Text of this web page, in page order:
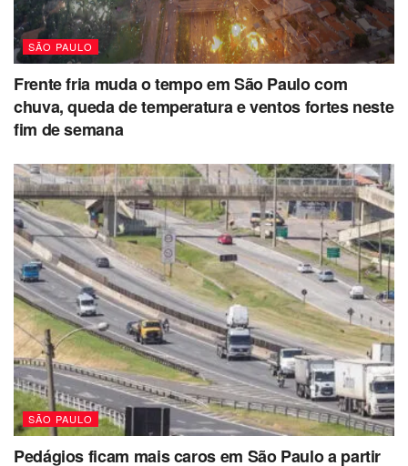
SÃO PAULO
Frente fria muda o tempo em São Paulo com
chuva, queda de temperatura e ventos fortes neste
fim de semana
SÃO PAULO
Pedágios ficam mais caros em São Paulo a partir